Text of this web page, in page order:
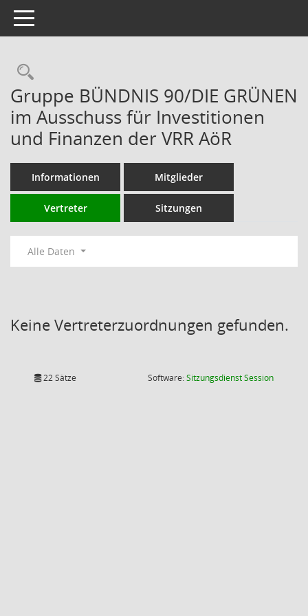
Toggle navigation
Rechercheauswahl
Gruppe BÜNDNIS 90/DIE GRÜNEN
im Ausschuss für Investitionen
und Finanzen der VRR AöR
Informationen Mitglieder
Vertreter Sitzungen
Alle Daten
Keine Vertreterzuordnungen gefunden.
22 Sätze Software:SitzungsdienstSession(Wird in